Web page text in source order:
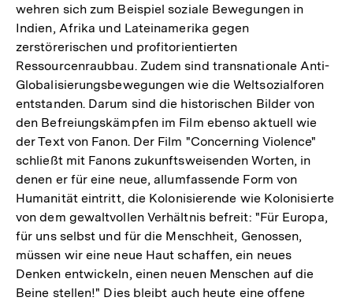
wehren sich zum Beispiel soziale Bewegungen in
Indien, Afrika und Lateinamerika gegen
zerstörerischen und profitorientierten
Ressourcenraubbau. Zudem sind transnationale Anti-
Globalisierungsbewegungen wie die Weltsozialforen
entstanden. Darum sind die historischen Bilder von
den Befreiungskämpfen im Film ebenso aktuell wie
der Text von Fanon. Der Film "Concerning Violence"
schließt mit Fanons zukunftsweisenden Worten, in
denen er für eine neue, allumfassende Form von
Humanität eintritt, die Kolonisierende wie Kolonisierte
von dem gewaltvollen Verhältnis befreit: "Für Europa,
für uns selbst und für die Menschheit, Genossen,
müssen wir eine neue Haut schaffen, ein neues
Denken entwickeln, einen neuen Menschen auf die
Beine stellen!" Dies bleibt auch heute eine offene